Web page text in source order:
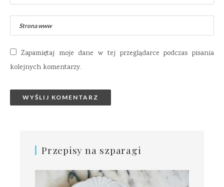
Zapamiętaj moje dane w tej przeglądarce podczas pisania
kolejnych komentarzy.
Przepisy na szparagi